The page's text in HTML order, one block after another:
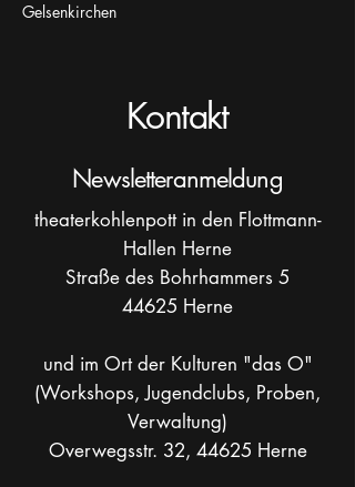
Gelsenkirchen
Kontakt
Newsletteranmeldung
theaterkohlenpott in den Flottmann-
Hallen Herne
Straße des Bohrhammers 5
44625 Herne
und im Ort der Kulturen "das O"
(Workshops, Jugendclubs, Proben,
Verwaltung)
Overwegsstr. 32, 44625 Herne